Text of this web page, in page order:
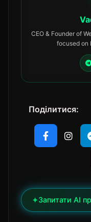
CEO & Founder of
focused on
Поділитися:
✦Запитати AI